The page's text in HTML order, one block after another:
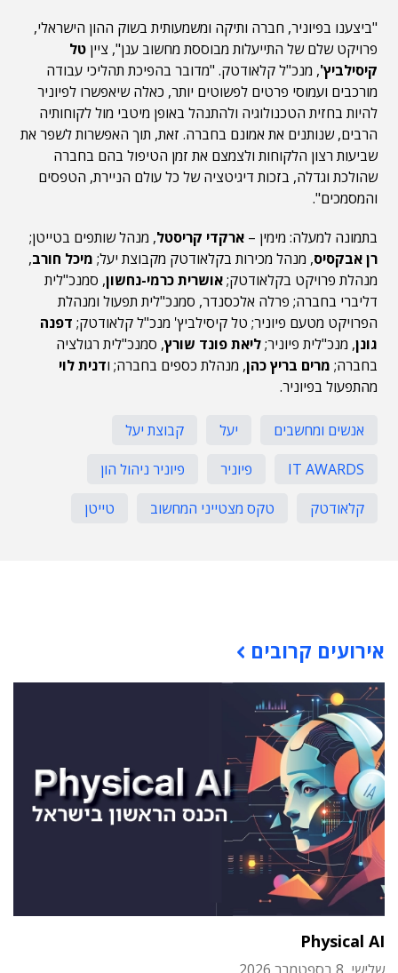
"ביצענו בפיוניר, חברה ותיקה ומשמעותית בשוק ההון הישראלי,
פרויקט שלם של התייעלות מבוססת מחשוב ענן", ציין טל
קיסילביץ', מנכ"ל קלאודטק. "מדובר בהפיכת תהליכי עבודה
מורכבים ועמוסי פרטים לפשוטים יותר, כאלה שיאפשרו לפיוניר
להיות בחזית הטכנולוגיה ולהתנהל באופן מיטבי מול לקוחותיה
הרבים, שנותנים את אמונם בחברה. זאת, תוך האפשרות לשפר את
שביעות רצון הלקוחות ולצמצם את זמן הטיפול בהם בחברה
שהולכת וגדלה, בזכות דיגיטציה של כל עולם הניירת, הטפסים
והמסמכים".
בתמונה למעלה: מימין – ארקדי קריסטל, מנהל שותפים בטייטן;
רן אבקסיס, מנהל מכירות בקלאודטק מקבוצת יעל; מיכל חורב,
מנהלת פרויקט בקלאודטק;אושרית כרמי-נחשון, סמנכ"לית
דליברי בחברה; פרלה אלכסנדר, סמנכ"לית תפעול ומנהלת
הפרויקט מטעם פיוניר; טל קיסילביץ' מנכ"ל קלאודטק; דפנה
גונן, מנכ"לית פיוניר;ליאת פונד שורץ, סמנכ"לית רגולציה
בחברה; מרים בריץ כהן, מנהלת כספים בחברה; ודנית לוי
מהתפעול בפיוניר.
אנשים ומחשבים יעל
קבוצת יעל
IT AWARDS
פיוניר
פיוניר ניהול הון
קלאודטק
טקס מצטייני המחשוב טייטן
אירועים קרובים
Physical AI